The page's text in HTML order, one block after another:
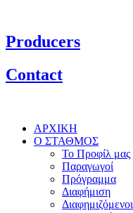
Producers
Contact
ΑΡΧΙΚΗ
Ο ΣΤΑΘΜΟΣ
Το Προφίλ μας
Παραγωγοί
Πρόγραμμα
Διαφήμιση
Διαφημιζόμενοι